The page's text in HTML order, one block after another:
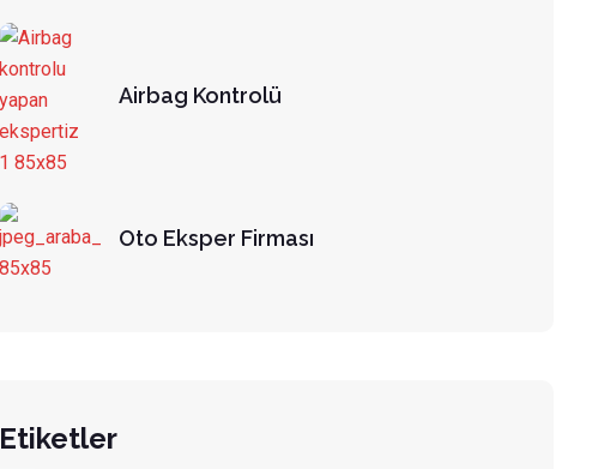
Airbag Kontrolü
Oto Eksper Firması
Etiketler